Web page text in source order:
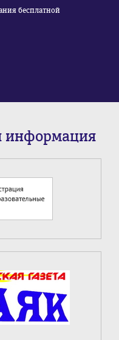
бесплатной
информация